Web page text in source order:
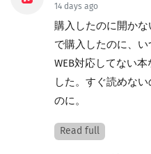
14 days ago
購入したのに開か
で購入したのに、い
WEB対応してない
した。すぐ読めな
のに。
Read full